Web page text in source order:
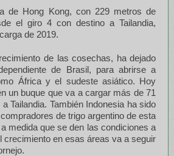
de Hong Kong, con 229 metros de
el giro 4 con destino a Tailandia,
de 2019.
de las cosechas, ha dejado
de Brasil, para abrirse a
África y el sudeste asiático. Hoy
un buque que va a cargar más de 71
Tailandia. También Indonesia ha sido
de trigo argentino de esta
medida que se den las condiciones a
crecimiento en esas áreas va a seguir